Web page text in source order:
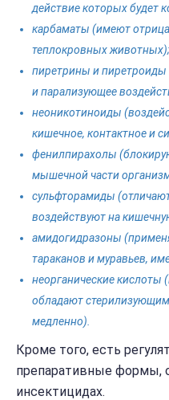
действие которых будет
карбаматы (имеют
теплокровных животных);
пиретрины и
и парализующее
неоникотиноиды
кишечное, контактное и
фенилпирахолы
мышечной части
сульфторамиды
воздействуют на
амидогидразоны
тараканов и муравьев,
неорганические кислоты
обладают
медленно).
Кроме того, есть
препаративные формы,
инсектицидах.